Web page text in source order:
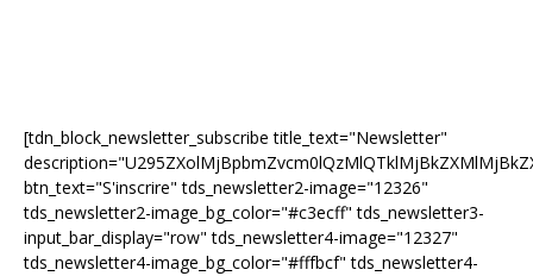
[tdn_block_newsletter_subscribe title_text="Newsletter"
btn_text="S'inscrire" tds_newsletter2-image="12326"
tds_newsletter2-image_bg_color="#c3ecff" tds_newsletter3-
input_bar_display="row" tds_newsletter4-image="12327"
tds_newsletter4-image_bg_color="#fffbcf" tds_newsletter4-